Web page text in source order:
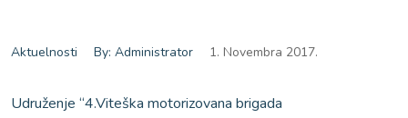
Aktuelnosti By: Administrator 1. Novembra 2017.
Udruženje “4.Viteška motorizovana brigada